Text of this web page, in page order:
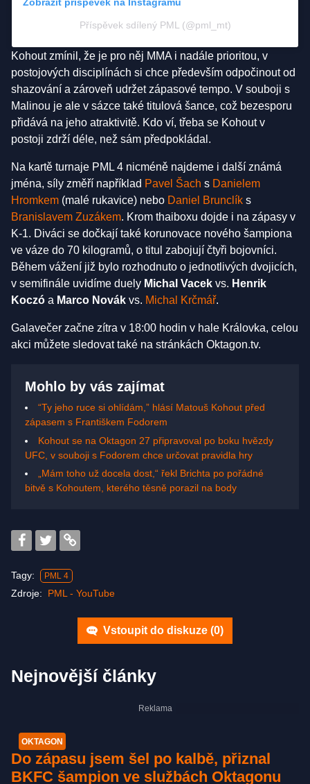
Příspěvek sdílený PML (@pml_mt)
Kohout zmínil, že je pro něj MMA i nadále prioritou, v
postojových disciplínách si chce především odpočinout od
shazování a zároveň udržet zápasové tempo. V souboji s
Malinou je ale v sázce také titulová šance, což bezesporu
přidává na jeho atraktivitě. Kdo ví, třeba se Kohout v
postoji zdrží déle, než sám předpokládal.
Na kartě turnaje PML 4 nicméně najdeme i další známá
jména, síly změří například Pavel Šach s Danielem
Hromkem (malé rukavice) nebo Daniel Brunclík s
Branislavem Zuzákem. Krom thaiboxu dojde i na zápasy v
K-1. Diváci se dočkají také korunovace nového šampiona
ve váze do 70 kilogramů, o titul zabojují čtyři bojovníci.
Během vážení již bylo rozhodnuto o jednotlivých dvojicích,
v semifinále uvidíme duely Michal Vacek vs. Henrik
Koczó a Marco Novák vs. Michal Krčmář.
Galavečer začne zítra v 18:00 hodin v hale Královka, celou
akci můžete sledovat také na stránkách Oktagon.tv.
Mohlo by vás zajímat
“Ty jeho ruce si ohlídám,” hlásí Matouš Kohout před
zápasem s Františkem Fodorem
Kohout se na Oktagon 27 připravoval po boku hvězdy
UFC, v souboji s Fodorem chce určovat pravidla hry
„Mám toho už docela dost,“ řekl Brichta po pořádné
bitvě s Kohoutem, kterého těsně porazil na body
Tagy: PML 4
Zdroje: PML - YouTube
Vstoupit do diskuze (0)
Nejnovější články
OKTAGON
Do zápasu jsem šel po kalbě, přiznal
BKFC šampion ve službách Oktagonu